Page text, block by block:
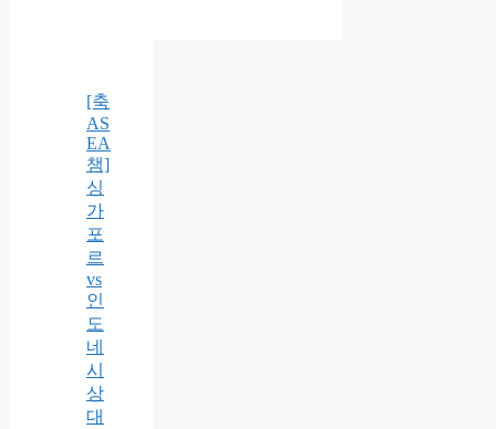
[축
AS
EA
챔]
싱
가
포
르
vs
인
도
네
시
상
대